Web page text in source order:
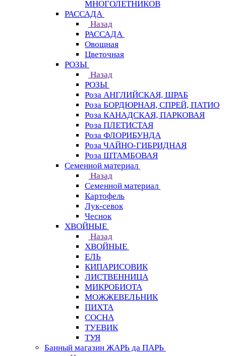
МНОГОЛЕТНИКОВ
РАССАДА
Назад
РАССАДА
Овощная
Цветочная
РОЗЫ
Назад
РОЗЫ
Роза АНГЛИЙСКАЯ, ШРАБ
Роза БОРДЮРНАЯ, СПРЕЙ, ПАТИО
Роза КАНАДСКАЯ, ПАРКОВАЯ
Роза ПЛЕТИСТАЯ
Роза ФЛОРИБУНДА
Роза ЧАЙНО-ГИБРИДНАЯ
Роза ШТАМБОВАЯ
Семенной материал
Назад
Семенной материал
Картофель
Лук-севок
Чеснок
ХВОЙНЫЕ
Назад
ХВОЙНЫЕ
ЕЛЬ
КИПАРИСОВИК
ЛИСТВЕННИЦА
МИКРОБИОТА
МОЖЖЕВЕЛЬНИК
ПИХТА
СОСНА
ТУЕВИК
ТУЯ
Банный магазин ЖАРЬ да ПАРЬ